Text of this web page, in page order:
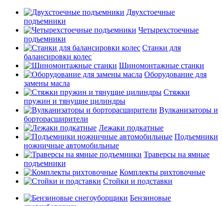
Двухстоечные
подъемники
Четырехстоечные
подъемники
Станки для
балансировки колес
Шиномонтажные станки
Оборудование для
замены масла
Стяжки
пружин и тянущие цилиндры
Вулканизаторы и
борторасширители
Лежаки подкатные
Подъемники
ножничные автомобильные
Траверсы на ямные
подъемники
Комплекты рихтовочные
Стойки и подставки
Бензиновые